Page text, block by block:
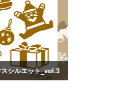
シルエット_vol.3